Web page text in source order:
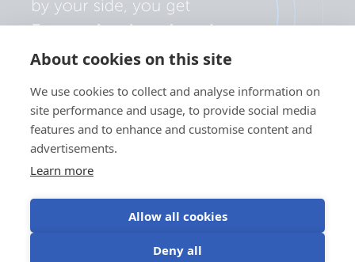
About cookies on this site
We use cookies to collect and analyse information on
site performance and usage, to provide social media
features and to enhance and customise content and
advertisements.
Learn more
Allow all cookies
Deny all
Privatlivspolitik